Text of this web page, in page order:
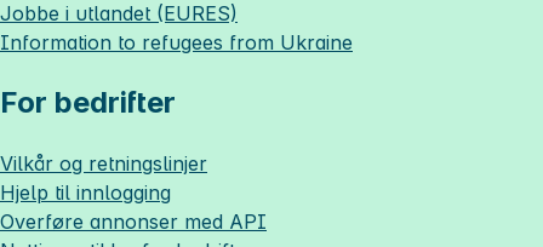
Jobbe i utlandet (EURES)
Information to refugees from Ukraine
For bedrifter
Vilkår og retningslinjer
Hjelp til innlogging
Overføre annonser med API